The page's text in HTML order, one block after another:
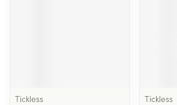
Tickless
Tickless